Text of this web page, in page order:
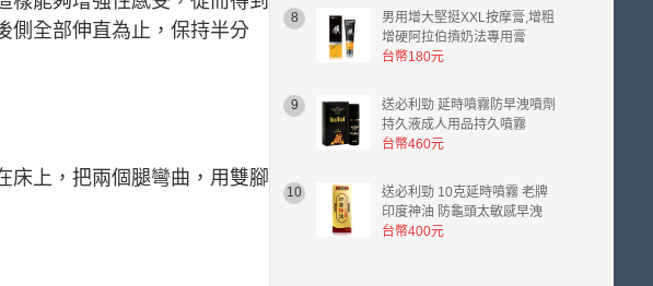
側全部伸直為止，保持半分
床上，把兩個腿彎曲，用雙腳
8
男用增大堅挺XXL按摩膏,增粗
增硬阿拉伯擠奶法專用膏
台幣180元
9
送必利勁 延時噴霧防早洩噴劑
持久液成人用品持久噴霧
台幣460元
10
送必利勁 10克延時噴霧 老牌
印度神油 防龜頭太敏感早洩
台幣400元